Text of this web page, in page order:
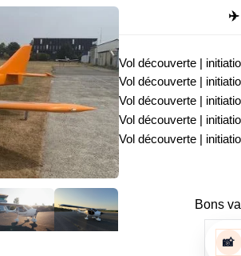
✈️
Vol découverte |
Vol découverte |
Vol découverte |
Vol découverte |
Vol découverte |
Bons
📸